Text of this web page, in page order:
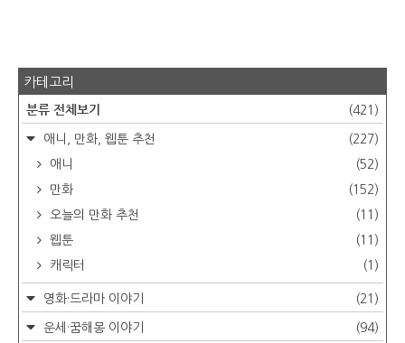
카테고리
분류 전체보기 (421)
애니, 만화, 웹툰 추천
(227)
애니
(52)
만화
(152)
오늘의 만화 추천
(11)
웹툰
(11)
캐릭터
(1)
영화·드라마 이야기 (21)
운세·꿈해몽 이야기 (94)